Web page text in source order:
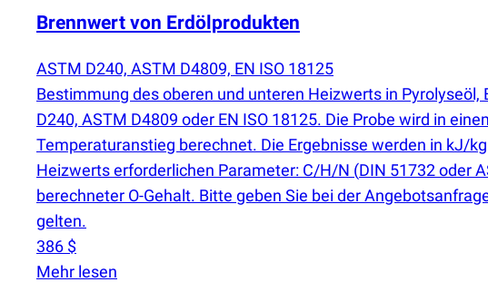
Brennwert von Erdölprodukten
ASTM D240, ASTM D4809, EN ISO 18125
Bestimmung des oberen und unteren Heizwerts in
D240, ASTM D4809 oder EN ISO 18125. Die Probe wird in
Temperaturanstieg berechnet. Die Ergebnisse werden in kJ/
Heizwerts erforderlichen Parameter: C/H/N (DIN 51732 oder
berechneter O-Gehalt. Bitte geben Sie bei der
gelten.
386 $
Mehr lesen